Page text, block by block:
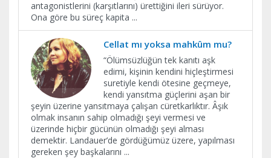
antagonistlerini (karşıtlarını) ürettiğini ileri sürüyor.
Ona göre bu süreç kapita ...
Cellat mı yoksa mahkûm mu?
“Ölümsüzlüğün tek kanıtı aşk
edimi, kişinin kendini hiçleştirmesi
suretiyle kendi ötesine geçmeye,
kendi yansıtma güçlerini aşan bir
şeyin üzerine yansıtmaya çalışan cüretkarlıktır. Âşık
olmak insanın sahip olmadığı şeyi vermesi ve
üzerinde hiçbir gücünün olmadığı şeyi alması
demektir. Landauer’de gördüğümüz üzere, yapılması
gereken şey başkalarını ...